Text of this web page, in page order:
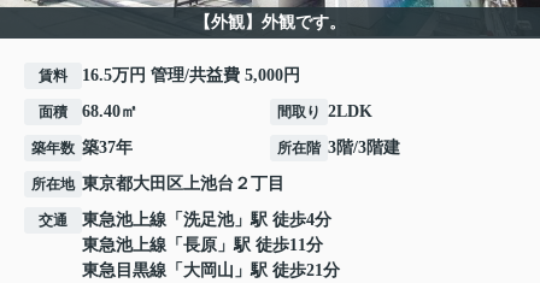
【外観】外観です。
賃料 16.5万円 管理/共益費 5,000円
面積 68.40㎡ 間取り 2LDK
築年数 築37年 所在階 3階/3階建
所在地 東京都大田区上池台 ２丁目
交通 東急池上線 「 洗足池」駅 徒歩4分
東急池上線 「 長原 」駅 徒歩11分
東急目黒線 「 大岡山 」駅 徒歩21分